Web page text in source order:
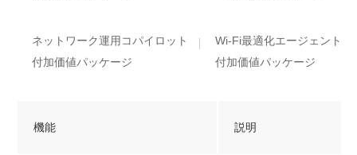
ネットワーク運用コパイロット
付加価値パッケージ
Wi-Fi最適化エージェント
付加価値パッケージ
機能 説明